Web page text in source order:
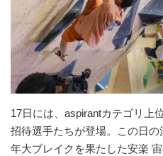
17日には、aspirantカテゴリ上
招待選手たちが登場。この日
年大ブレイクを果たした安楽